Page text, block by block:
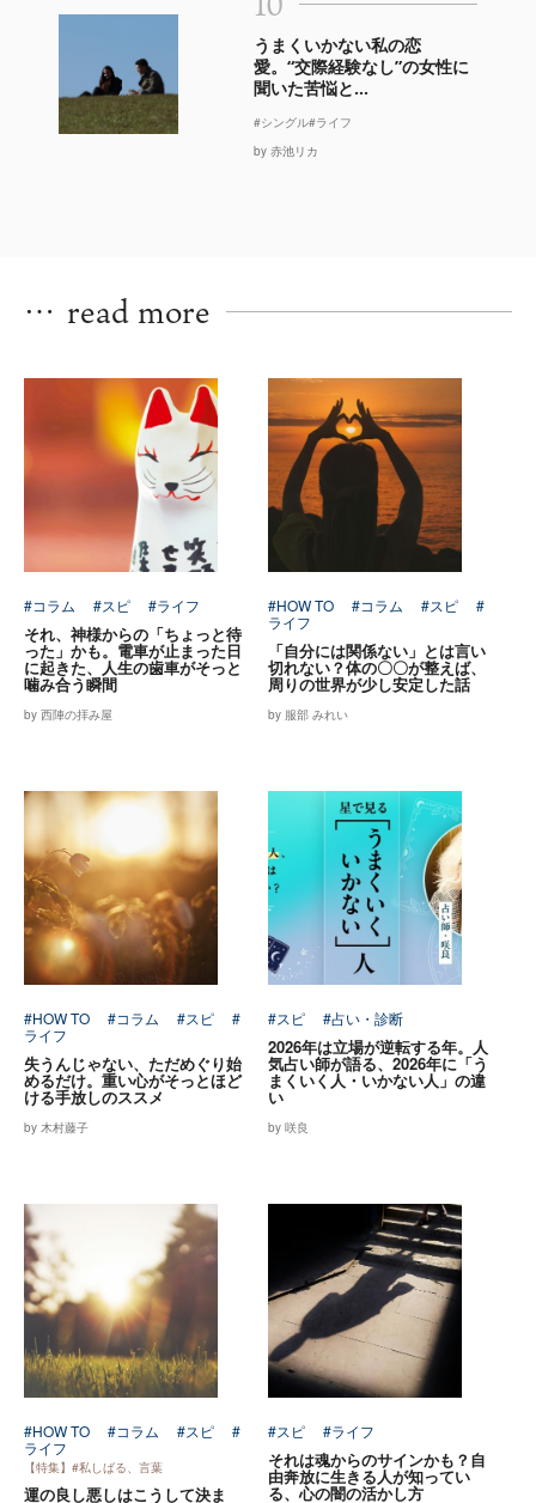
うまくいかない私の恋
愛。“交際経験なし”の女性に
聞いた苦悩と...
#シングル#ライフ
by 赤池リカ
… read more
#コラム #スピ #ライフ
それ、神様からの「ちょっと待
った」かも。電車が止まった日
に起きた、人生の歯車がそっと
噛み合う瞬間
by 西陣の拝み屋
#HOW TO #コラム #スピ
#
ライフ
「自分には関係ない」とは言い
切れない？体の〇〇が整えば、
周りの世界が少し安定した話
by 服部 みれい
#HOW TO #コラム #スピ
#
ライフ
失うんじゃない、ただめぐり始
めるだけ。重い心がそっとほど
ける手放しのススメ
by 木村藤子
#スピ #占い・診断
2026年は立場が逆転する年。人
気占い師が語る、2026年に「う
まくいく人・いかない人」の違
い
by 咲良
#HOW TO #コラム #スピ
#
ライフ
【特集】#私しばる、言葉
運の良し悪しはこうして決ま
#スピ #ライフ
それは魂からのサインかも？自
由奔放に生きる人が知ってい
る、心の闇の活かし方